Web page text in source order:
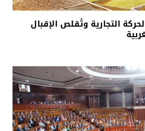
التجارية وتُقلص الإقبال